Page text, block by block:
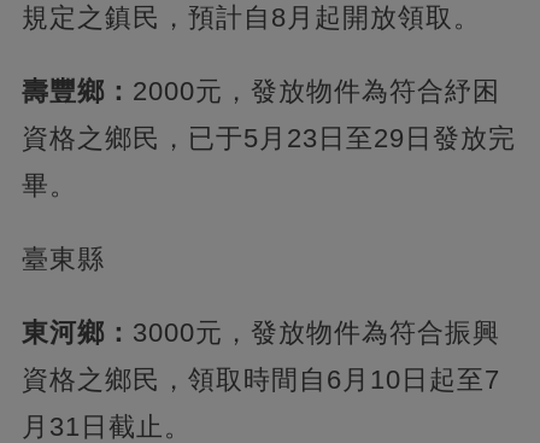
規定之鎮民，預計自8月起開放領取。
壽豐鄉： 2000元，發放物件為符合紓困
資格之鄉民，已于5月23日至29日發放完
畢。
臺東縣
東河鄉： 3000元，發放物件為符合振興
資格之鄉民，領取時間自6月10日起至7
月31日截止。